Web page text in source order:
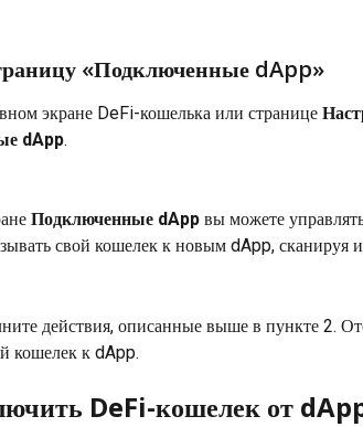
«Подключенные dApp»
экране DeFi-кошелька или странице
dApp.
Подключенные dApp вы можете
свой кошелек к новым dApp, сканируя
действия, описанные выше в пункте 2.
кошелек к dApp.
DeFi-кошелек от